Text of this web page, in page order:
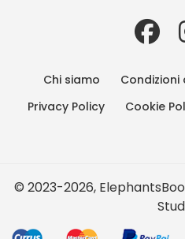
Chi siamo
Condizioni
Privacy Policy
Cookie
© 2023-2026,